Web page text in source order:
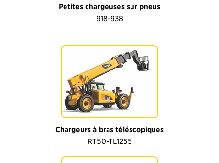
Petites chargeuses sur pneus
918-938
Chargeurs à bras téléscopiques
RT50-TL1255